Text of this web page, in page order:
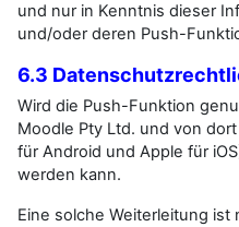
und nur in Kenntnis dieser
und/oder deren Push-
6.3
Wird die Push-Funktion
Moodle Pty Ltd. und von
für Android und Apple für
werden kann.
Eine solche Weiterleitung